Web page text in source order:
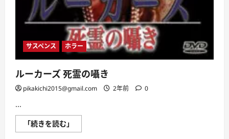
サスペンス ホラー
ルーカーズ 死霊の囁き
pikakichi2015@gmail.com 2年前 0
...
「続きを読む」
ー